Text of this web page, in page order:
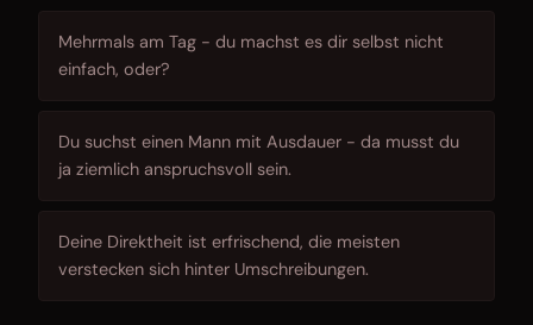
Mehrmals am Tag - du machst es dir selbst nicht
einfach, oder?
Du suchst einen Mann mit Ausdauer - da musst du
ja ziemlich anspruchsvoll sein.
Deine Direktheit ist erfrischend, die meisten
verstecken sich hinter Umschreibungen.